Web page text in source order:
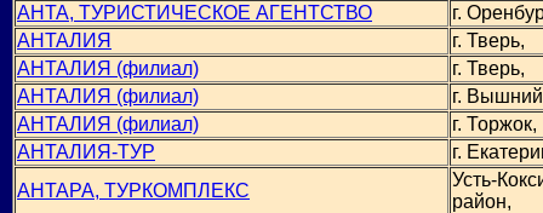
АНТА, ТУРИСТИЧЕСКОЕ АГЕНТСТВО
г.
АНТАЛИЯ
г. Тверь,
АНТАЛИЯ (филиал)
г. Тверь,
АНТАЛИЯ (филиал)
г.
АНТАЛИЯ (филиал)
г. Торжок,
АНТАЛИЯ-ТУР
г.
АНТАРА, ТУРКОМПЛЕКС
Усть-
район,